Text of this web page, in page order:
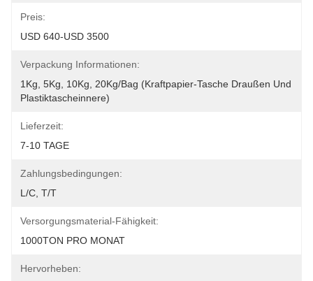
Preis:
USD 640-USD 3500
Verpackung Informationen:
1Kg, 5Kg, 10Kg, 20Kg/Bag (Kraftpapier-Tasche Draußen Und
Plastiktascheinnere)
Lieferzeit:
7-10 TAGE
Zahlungsbedingungen:
L/C, T/T
Versorgungsmaterial-Fähigkeit:
1000TON PRO MONAT
Hervorheben: